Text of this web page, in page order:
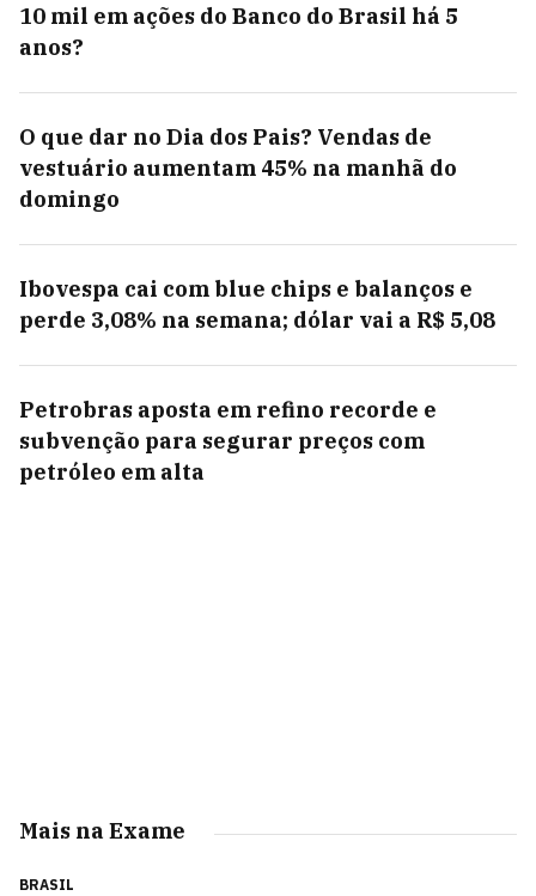
10 mil em ações do Banco do Brasil há 5
anos?
O que dar no Dia dos Pais? Vendas de
vestuário aumentam 45% na manhã do
domingo
Ibovespa cai com blue chips e balanços e
perde 3,08% na semana; dólar vai a R$ 5,08
Petrobras aposta em refino recorde e
subvenção para segurar preços com
petróleo em alta
Mais na Exame
BRASIL